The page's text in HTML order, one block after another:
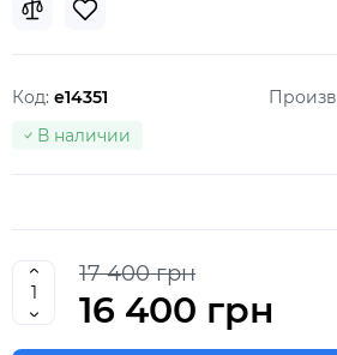
Код: e14351
В наличии
17 400 грн
16 400 грн